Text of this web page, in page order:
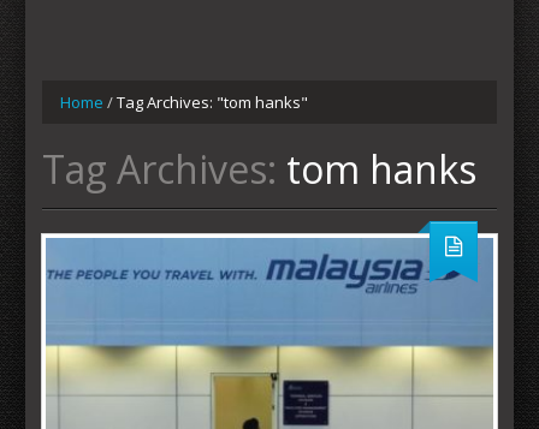
Home /Tag Archives: "tom hanks"
Tag Archives: tom hanks